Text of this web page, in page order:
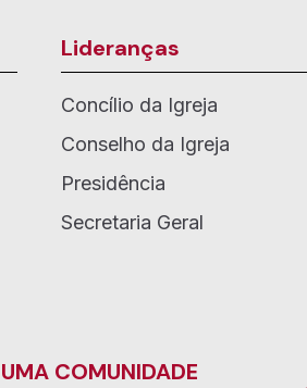
Lideranças
Concílio da Igreja
Conselho da Igreja
Presidência
Secretaria Geral
COMUNIDADE